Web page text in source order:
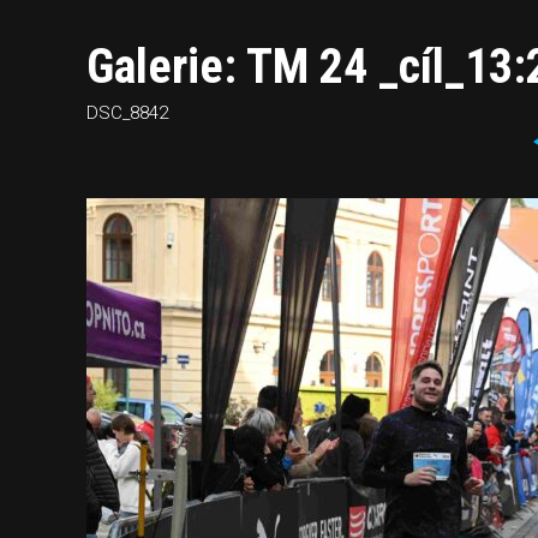
Galerie: TM 24
DSC_8842